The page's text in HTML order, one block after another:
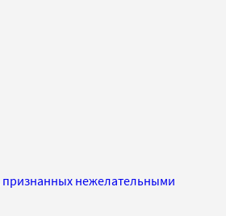
признанных нежелательными